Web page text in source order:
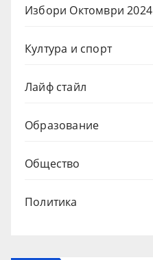
Избори Октомври 2024
Култура и спорт
Лайф стайл
Образование
Общество
Политика